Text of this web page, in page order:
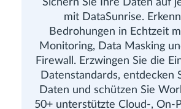
Sichern Sie Ihre Daten auf
mit DataSunrise.
Bedrohungen in Echtzeit
Monitoring, Data Masking
Firewall. Erzwingen Sie die
Datenstandards, entdecken
Daten und schützen Sie
50+ unterstützte Cloud-, On-